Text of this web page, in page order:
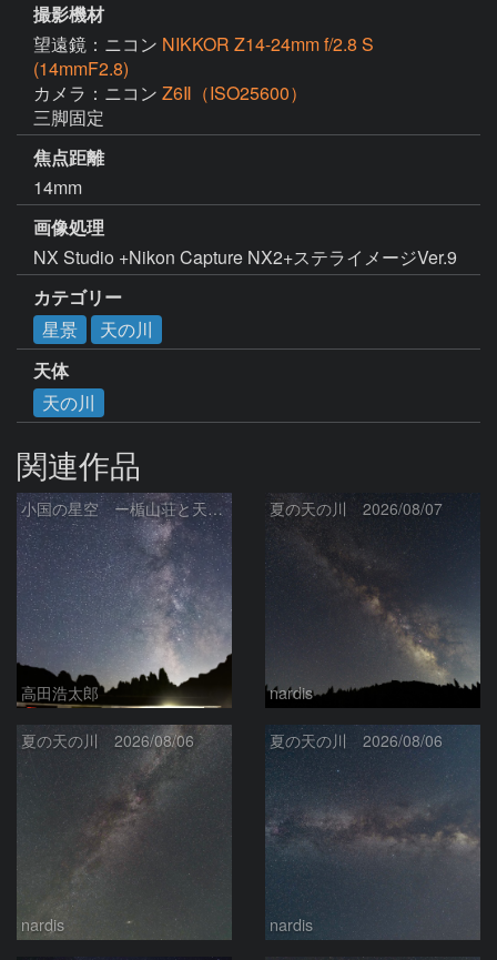
撮影機材
望遠鏡：ニコン NIKKOR Z14-24mm f/2.8 S
(14mmF2.8)
カメラ：ニコン Z6Ⅱ（ISO25600）
三脚固定
焦点距離
14mm
画像処理
NX Studio +Nikon Capture NX2+ステライメージVer.9
カテゴリー
星景
天の川
天体
天の川
関連作品
小国の星空 ー楯山荘と天の川ー
高田浩太郎
夏の天の川 2026/08/07
nardis
夏の天の川 2026/08/06
nardis
夏の天の川 2026/08/06
nardis